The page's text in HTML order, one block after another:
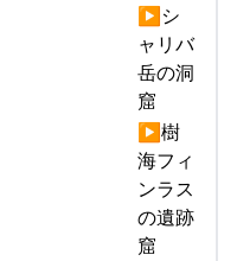
▶シ
ャリバ
岳の洞
窟
▶樹
海フィ
ンラス
の遺跡
窟